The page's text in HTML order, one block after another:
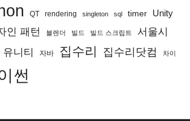
QT rendering singleton sql timer Unity
인 패턴 블렌더 빌드 빌드 스크립트 서울시
유니티 자바 집수리 집수리닷컴 차이
썬